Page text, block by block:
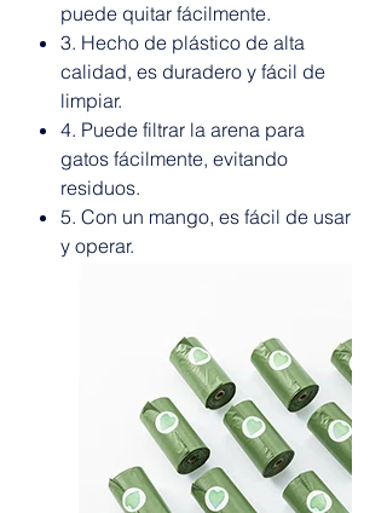
puede quitar fácilmente.
3. Hecho de plástico de alta
calidad, es duradero y fácil de
limpiar.
4. Puede filtrar la arena para
gatos fácilmente, evitando
residuos.
5. Con un mango, es fácil de usar
y operar.